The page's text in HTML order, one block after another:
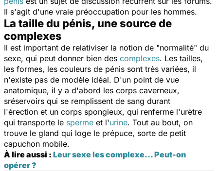
Il s'agit d'une vraie préoccupation pour les hommes.
La taille du pénis, une source de
complexes
Il est important de relativiser la notion de "normalité" du
sexe, qui peut donner bien des complexes. Les tailles,
les formes, les couleurs de pénis sont très variées, il
n'existe pas de modèle idéal. D'un point de vue
anatomique, il y a d'abord les corps caverneux,
sréservoirs qui se remplissent de sang durant
l'érection et un corps spongieux, qui renferme l'urètre
qui transporte le sperme et l'urine. Tout au bout, on
trouve le gland qui loge le prépuce, sorte de petit
capuchon mobile.
À lire aussi : Leur sexe les complexe... Peut-on
opérer ?